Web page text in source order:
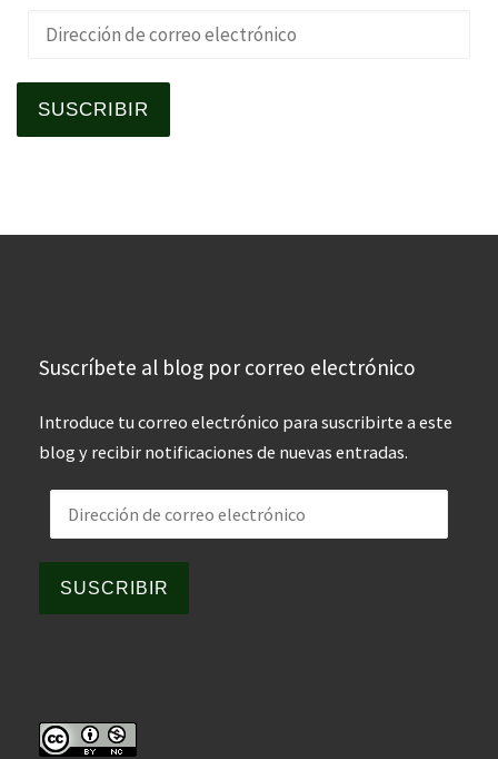
Dirección de correo electrónico
SUSCRIBIR
Suscríbete al blog por correo electrónico
Introduce tu correo electrónico para suscribirte a este
blog y recibir notificaciones de nuevas entradas.
Dirección de correo electrónico
SUSCRIBIR